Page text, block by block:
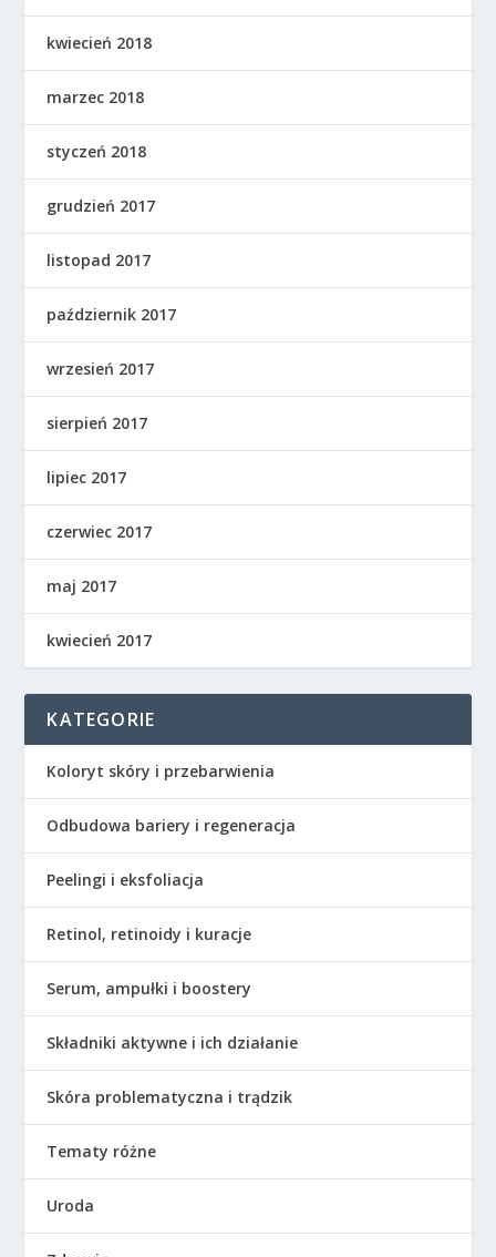
kwiecień 2018
marzec 2018
styczeń 2018
grudzień 2017
listopad 2017
październik 2017
wrzesień 2017
sierpień 2017
lipiec 2017
czerwiec 2017
maj 2017
kwiecień 2017
KATEGORIE
Koloryt skóry i przebarwienia
Odbudowa bariery i regeneracja
Peelingi i eksfoliacja
Retinol, retinoidy i kuracje
Serum, ampułki i boostery
Składniki aktywne i ich działanie
Skóra problematyczna i trądzik
Tematy różne
Uroda